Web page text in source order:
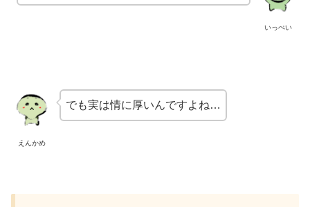
いっぺい
えんかめ
でも実は情に厚いんですよね…